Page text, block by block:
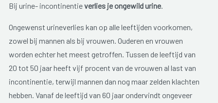
Bij urine- incontinentieverlies je ongewild urine.
Ongewenst urineverlies kan op alle leeftijden voorkomen,
zowel bij mannen als bij vrouwen. Ouderen en vrouwen
worden echter het meest getroffen. Tussen de leeftijd van
20 tot 50 jaar heeft vijf procent van de vrouwen al last van
incontinentie, terwijl mannen dan nog maar zelden klachten
hebben. Vanaf de leeftijd van 60 jaar ondervindt ongeveer